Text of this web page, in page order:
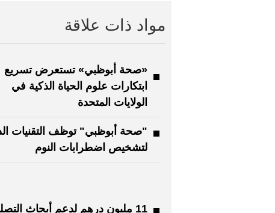
مواد ذات علاقة
«صحة أبوظبي» تستعرض تسريع
ابتكارات علوم الحياة الذكية في
الولايات المتحدة
"صحة أبوظبي" توظف التقنيات
لتشخيص اضطرابات النوم
11 مليون درهم لدعم أبحاث